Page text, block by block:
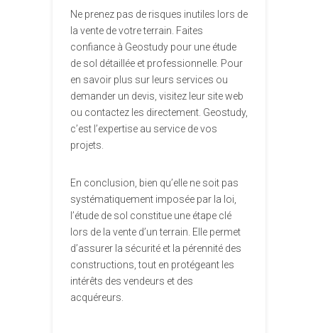
Ne prenez pas de risques inutiles lors de
la vente de votre terrain. Faites
confiance à Geostudy pour une étude
de sol détaillée et professionnelle. Pour
en savoir plus sur leurs services ou
demander un devis, visitez leur site web
ou contactez les directement. Geostudy,
c’est l’expertise au service de vos
projets.
En conclusion, bien qu’elle ne soit pas
systématiquement imposée par la loi,
l’étude de sol constitue une étape clé
lors de la vente d’un terrain. Elle permet
d’assurer la sécurité et la pérennité des
constructions, tout en protégeant les
intérêts des vendeurs et des
acquéreurs.